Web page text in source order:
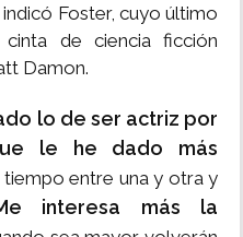
indicó Foster, cuyo último
de ciencia ficción
Damon.
lo de ser actriz por
le he dado más
tiempo entre una y otra y
interesa más la